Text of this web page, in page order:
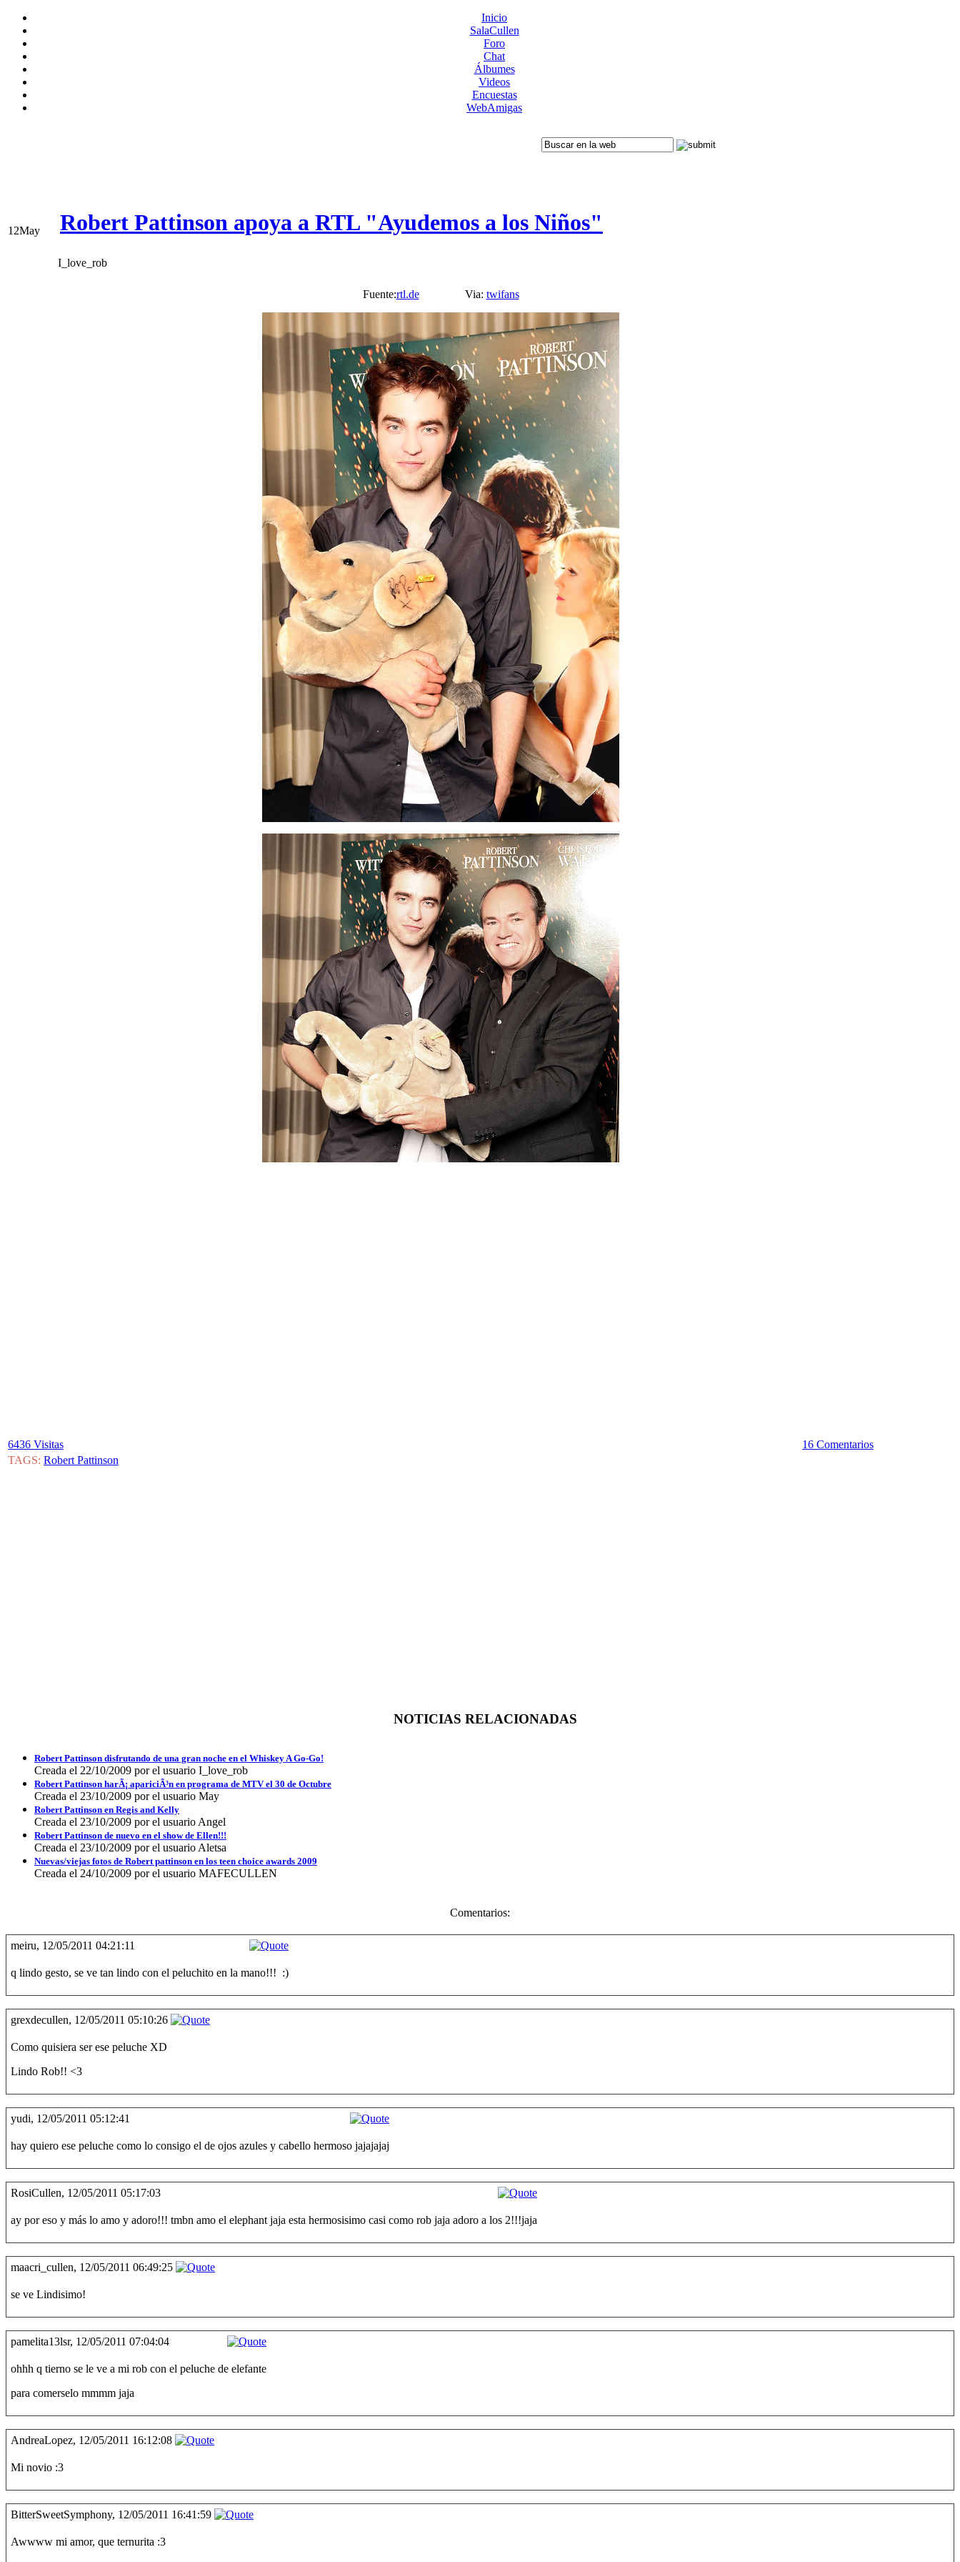
Inicio
SalaCullen
Foro
Chat
Álbumes
Videos
Encuestas
WebAmigas
12May Robert Pattinson apoya a RTL "Ayudemos a los Niños"
I_love_rob
Fuente:rtl.deVia: twifans
6436 Visitas
16 Comentarios
TAGS: Robert Pattinson
NOTICIAS RELACIONADAS
Robert Pattinson disfrutando de una gran noche en el Whiskey A Go-Go!
Creada el 22/10/2009 por el usuario I_love_rob
Robert Pattinson harÃ¡ apariciÃ³n en programa de MTV el 30 de Octubre
Creada el 23/10/2009 por el usuario May
Robert Pattinson en Regis and Kelly
Creada el 23/10/2009 por el usuario Angel
Robert Pattinson de nuevo en el show de Ellen!!!
Creada el 23/10/2009 por el usuario Aletsa
Nuevas/viejas fotos de Robert pattinson en los teen choice awards 2009
Creada el 24/10/2009 por el usuario MAFECULLEN
Comentarios:
meiru, 12/05/2011 04:21:11
q lindo gesto, se ve tan lindo con el peluchito en la mano!!! :)
grexdecullen, 12/05/2011 05:10:26
Como quisiera ser ese peluche XD
Lindo Rob!! <3
yudi, 12/05/2011 05:12:41
hay quiero ese peluche como lo consigo el de ojos azules y cabello hermoso jajajajaj
RosiCullen, 12/05/2011 05:17:03
ay por eso y más lo amo y adoro!!! tmbn amo el elephant jaja esta hermosisimo casi como rob jaja adoro a los 2!!!jaja
maacri_cullen, 12/05/2011 06:49:25
se ve Lindisimo!
pamelita13lsr, 12/05/2011 07:04:04
ohhh q tierno se le ve a mi rob con el peluche de elefante
para comerselo mmmm jaja
AndreaLopez, 12/05/2011 16:12:08
Mi novio :3
BitterSweetSymphony, 12/05/2011 16:41:59
Awwww mi amor, que ternurita :3